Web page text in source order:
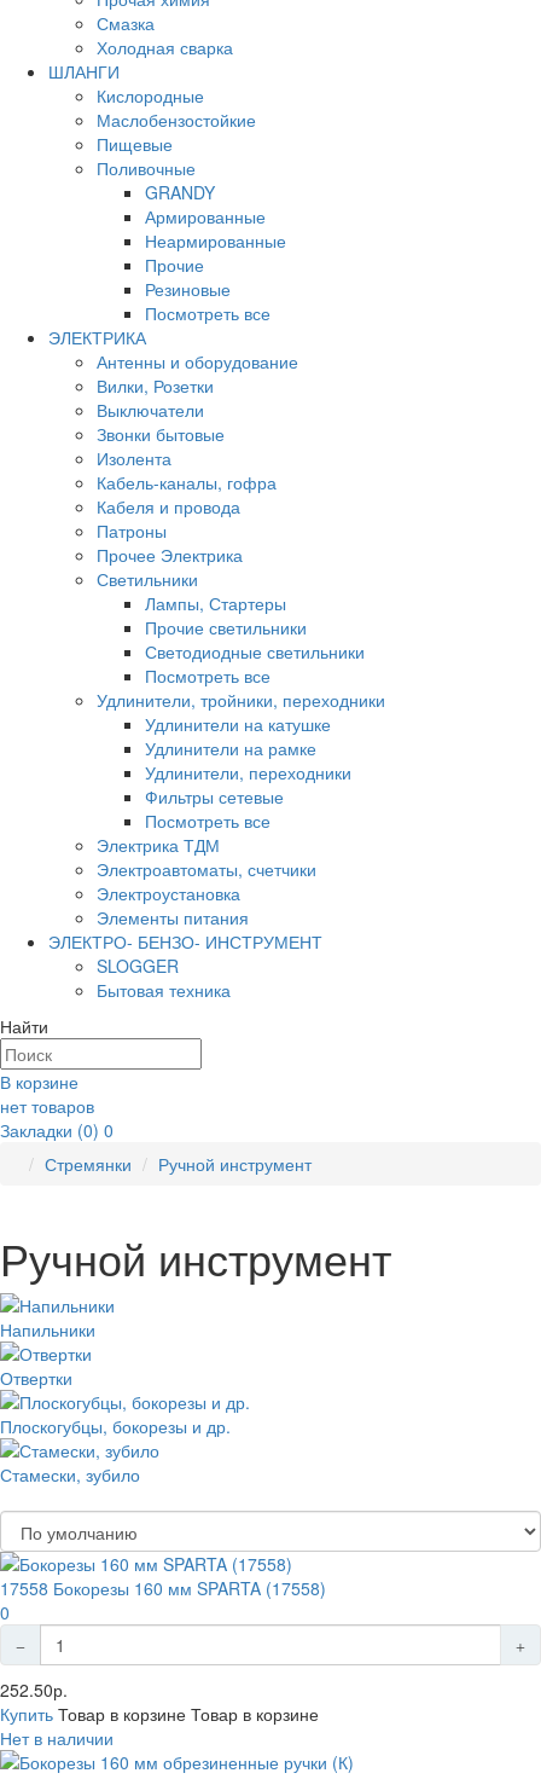
Смазка
Холодная сварка
ШЛАНГИ
Кислородные
Маслобензостойкие
Пищевые
Поливочные
GRANDY
Армированные
Неармированные
Прочие
Резиновые
Посмотреть все
ЭЛЕКТРИКА
Антенны и оборудование
Вилки, Розетки
Выключатели
Звонки бытовые
Изолента
Кабель-каналы, гофра
Кабеля и провода
Патроны
Прочее Электрика
Светильники
Лампы, Стартеры
Прочие светильники
Светодиодные светильники
Посмотреть все
Удлинители, тройники, переходники
Удлинители на катушке
Удлинители на рамке
Удлинители, переходники
Фильтры сетевые
Посмотреть все
Электрика ТДМ
Электроавтоматы, счетчики
Электроустановка
Элементы питания
ЭЛЕКТРО- БЕНЗО- ИНСТРУМЕНТ
SLOGGER
Бытовая техника
Найти
В корзине
нет товаров
Закладки (0) 0
Стремянки
Ручной инструмент
Ручной инструмент
Напильники
Отвертки
Плоскогубцы, бокорезы и др.
Стамески, зубило
17558 Бокорезы 160 мм SPARTA (17558)
0
252.50р.
Купить Товар в корзине Товар в корзине
Нет в наличии